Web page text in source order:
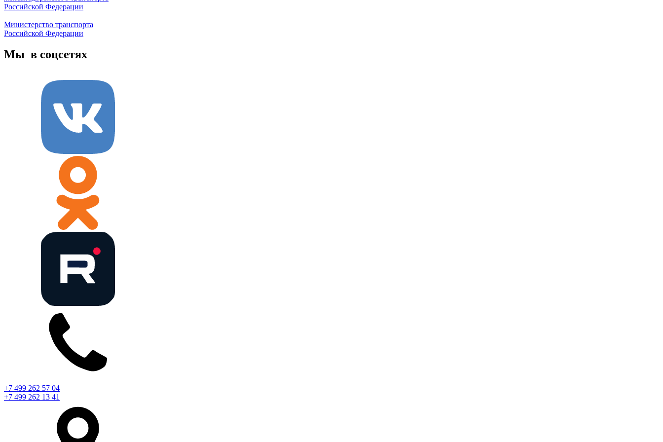
Российской Федерации
Министерство транспорта
Российской Федерации
Мы в соцсетях
+7 499 262 57 04
+7 499 262 13 41